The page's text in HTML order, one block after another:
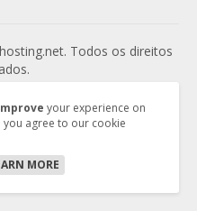
Todos os direitos
your experience on
you agree to our cookie
MORE